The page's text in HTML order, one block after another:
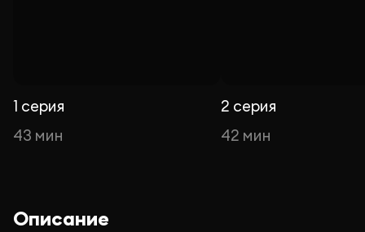
1 серия
43 мин
2 серия
42 мин
Описание